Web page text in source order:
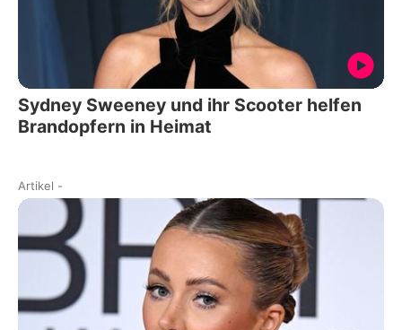
Sydney Sweeney und ihr Scooter helfen
Brandopfern in Heimat
Artikel -